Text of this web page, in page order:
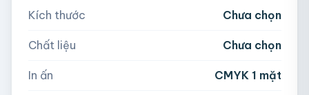
5,000
Hoặc nhập số lượng:
− + hộp
Kích thước Chưa chọn
Chất liệu Chưa chọn
In ấn CMYK 1 mặt